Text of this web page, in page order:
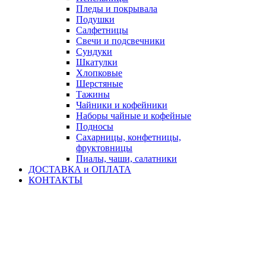
Пледы и покрывала
Подушки
Салфетницы
Свечи и подсвечники
Сундуки
Шкатулки
Хлопковые
Шерстяные
Тажины
Чайники и кофейники
Наборы чайные и кофейные
Подносы
Сахарницы, конфетницы,
фруктовницы
Пиалы, чаши, салатники
ДОСТАВКА и ОПЛАТА
КОНТАКТЫ